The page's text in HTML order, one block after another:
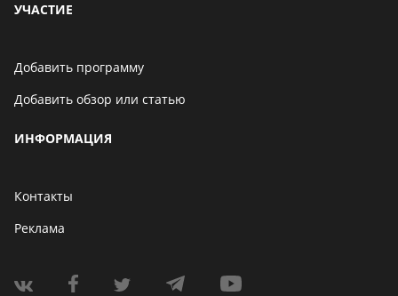
УЧАСТИЕ
Добавить программу
Добавить обзор или статью
ИНФОРМАЦИЯ
Контакты
Реклама